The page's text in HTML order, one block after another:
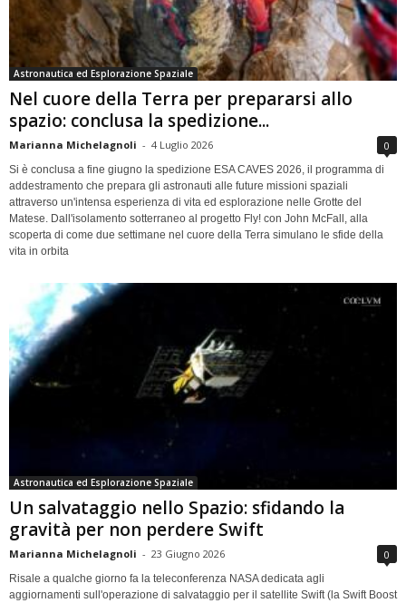
Astronautica ed Esplorazione Spaziale
Nel cuore della Terra per prepararsi allo
spazio: conclusa la spedizione...
Marianna Michelagnoli - 4 Luglio 2026 0
Si è conclusa a fine giugno la spedizione ESA CAVES 2026, il programma di
addestramento che prepara gli astronauti alle future missioni spaziali
attraverso un'intensa esperienza di vita ed esplorazione nelle Grotte del
Matese. Dall'isolamento sotterraneo al progetto Fly! con John McFall, alla
scoperta di come due settimane nel cuore della Terra simulano le sfide della
vita in orbita
Astronautica ed Esplorazione Spaziale
Un salvataggio nello Spazio: sfidando la
gravità per non perdere Swift
Marianna Michelagnoli - 23 Giugno 2026 0
Risale a qualche giorno fa la teleconferenza NASA dedicata agli
aggiornamenti sull'operazione di salvataggio per il satellite Swift (la Swift Boost